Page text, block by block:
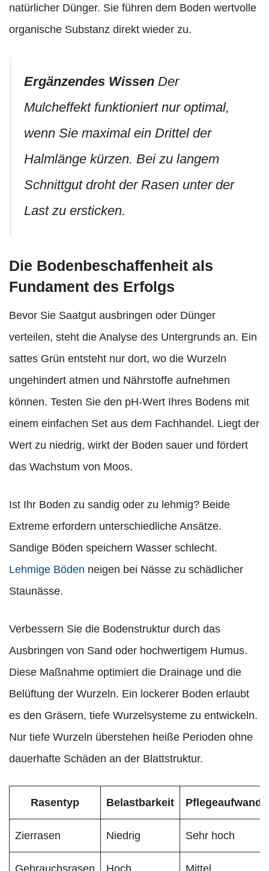
natürlicher Dünger. Sie führen dem Boden wertvolle
organische Substanz direkt wieder zu.
Ergänzendes Wissen Der
Mulcheffekt funktioniert nur optimal,
wenn Sie maximal ein Drittel der
Halmlänge kürzen. Bei zu langem
Schnittgut droht der Rasen unter der
Last zu ersticken.
Die Bodenbeschaffenheit als
Fundament des Erfolgs
Bevor Sie Saatgut ausbringen oder Dünger
verteilen, steht die Analyse des Untergrunds an. Ein
sattes Grün entsteht nur dort, wo die Wurzeln
ungehindert atmen und Nährstoffe aufnehmen
können. Testen Sie den pH-Wert Ihres Bodens mit
einem einfachen Set aus dem Fachhandel. Liegt der
Wert zu niedrig, wirkt der Boden sauer und fördert
das Wachstum von Moos.
Ist Ihr Boden zu sandig oder zu lehmig? Beide
Extreme erfordern unterschiedliche Ansätze.
Sandige Böden speichern Wasser schlecht.
Lehmige Böden neigen bei Nässe zu schädlicher
Staunässe.
Verbessern Sie die Bodenstruktur durch das
Ausbringen von Sand oder hochwertigem Humus.
Diese Maßnahme optimiert die Drainage und die
Belüftung der Wurzeln. Ein lockerer Boden erlaubt
es den Gräsern, tiefe Wurzelsysteme zu entwickeln.
Nur tiefe Wurzeln überstehen heiße Perioden ohne
dauerhafte Schäden an der Blattstruktur.
Rasentyp Belastbarkeit Pflegeaufwand
Zierrasen Niedrig Sehr hoch
Gebrauchsrasen Hoch Mittel